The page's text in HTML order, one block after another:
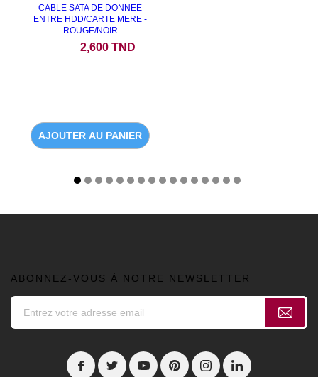
CABLE SATA DE DONNEE
ENTRE HDD/CARTE MERE -
ROUGE/NOIR
2,600 TND
AJOUTER AU PANIER
ABONNEZ-VOUS À NOTRE NEWSLETTER